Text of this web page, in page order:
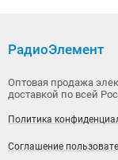
РадиоЭлемент
Оптовая продажа
доставкой по всей
Политика
Соглашение